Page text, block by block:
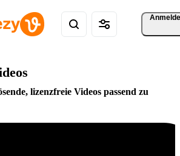
lizenzfreie Videos passend zu